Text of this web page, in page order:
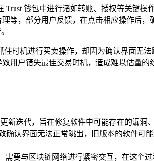
钱包中进行诸如转账、授权等关键
等，部分用户反馈，在点击相应操作后
时机进行买卖操作，却因为确认界面无
用户错失最佳交易时机，造成难以估量
新迭代，旨在修复软件中可能存在的漏
认界面无法正常跳出，旧版本的软件可
需要与区块链网络进行紧密交互，在这个